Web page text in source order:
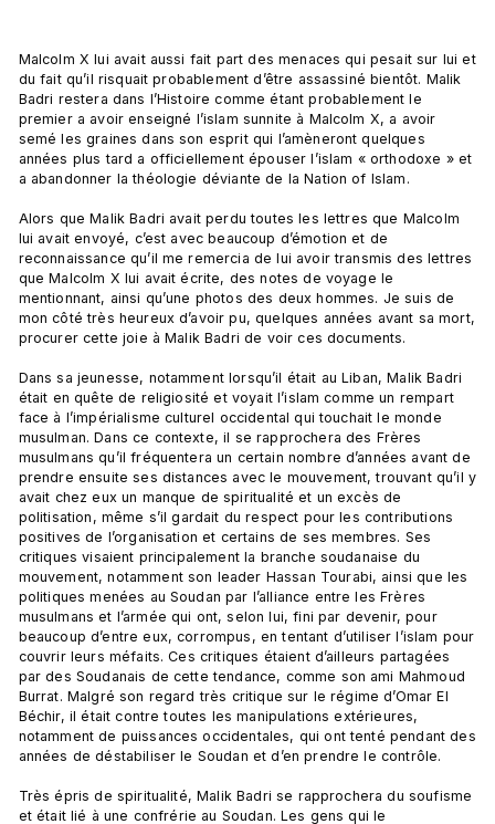
Malcolm X lui avait aussi fait part des menaces qui pesait sur lui et
du fait qu’il risquait probablement d’être assassiné bientôt. Malik
Badri restera dans l’Histoire comme étant probablement le
premier a avoir enseigné l’islam sunnite à Malcolm X, a avoir
semé les graines dans son esprit qui l’amèneront quelques
années plus tard a officiellement épouser l’islam « orthodoxe » et
a abandonner la théologie déviante de la Nation of Islam.
Alors que Malik Badri avait perdu toutes les lettres que Malcolm
lui avait envoyé, c’est avec beaucoup d’émotion et de
reconnaissance qu’il me remercia de lui avoir transmis des lettres
que Malcolm X lui avait écrite, des notes de voyage le
mentionnant, ainsi qu’une photos des deux hommes. Je suis de
mon côté très heureux d’avoir pu, quelques années avant sa mort,
procurer cette joie à Malik Badri de voir ces documents.
Dans sa jeunesse, notamment lorsqu’il était au Liban, Malik Badri
était en quête de religiosité et voyait l’islam comme un rempart
face à l’impérialisme culturel occidental qui touchait le monde
musulman. Dans ce contexte, il se rapprochera des Frères
musulmans qu’il fréquentera un certain nombre d’années avant de
prendre ensuite ses distances avec le mouvement, trouvant qu’il y
avait chez eux un manque de spiritualité et un excès de
politisation, même s’il gardait du respect pour les contributions
positives de l’organisation et certains de ses membres. Ses
critiques visaient principalement la branche soudanaise du
mouvement, notamment son leader Hassan Tourabi, ainsi que les
politiques menées au Soudan par l’alliance entre les Frères
musulmans et l’armée qui ont, selon lui, fini par devenir, pour
beaucoup d’entre eux, corrompus, en tentant d’utiliser l’islam pour
couvrir leurs méfaits. Ces critiques étaient d’ailleurs partagées
par des Soudanais de cette tendance, comme son ami Mahmoud
Burrat. Malgré son regard très critique sur le régime d’Omar El
Béchir, il était contre toutes les manipulations extérieures,
notamment de puissances occidentales, qui ont tenté pendant des
années de déstabiliser le Soudan et d’en prendre le contrôle.
Très épris de spiritualité, Malik Badri se rapprochera du soufisme
et était lié à une confrérie au Soudan. Les gens qui le